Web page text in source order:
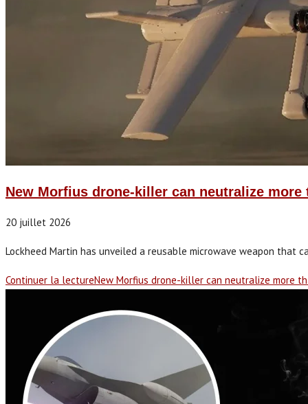
New Morfius drone-killer can neutralize more
20 juillet 2026
Lockheed Martin has unveiled a reusable microwave weapon that
Continuer la lectureNew Morfius drone-killer can neutralize more